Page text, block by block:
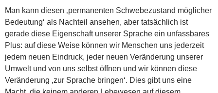
Man kann diesen ‚permanenten Schwebezustand möglicher
Bedeutung‘ als Nachteil ansehen, aber tatsächlich ist
gerade diese Eigenschaft unserer Sprache ein unfassbares
Plus: auf diese Weise können wir Menschen uns jederzeit
jedem neuen Eindruck, jeder neuen Veränderung unserer
Umwelt und von uns selbst öffnen und wir können diese
Veränderung ‚zur Sprache bringen‘. Dies gibt uns eine